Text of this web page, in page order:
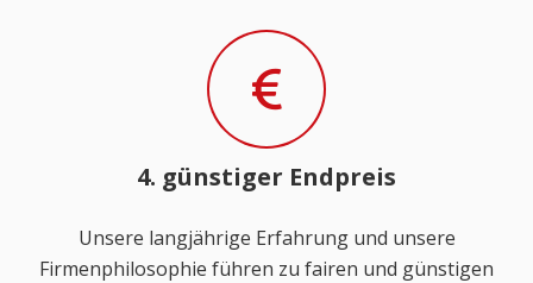
4. günstiger Endpreis
Unsere langjährige Erfahrung und unsere
Firmenphilosophie führen zu fairen und günstigen